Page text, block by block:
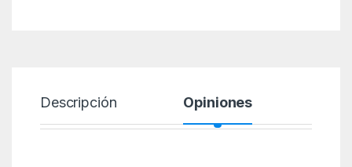
Descripción Opiniones